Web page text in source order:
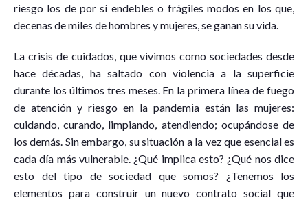
riesgo los de por sí endebles o frágiles modos en los que,
decenas de miles de hombres y mujeres, se ganan su vida.
La crisis de cuidados, que vivimos como sociedades desde
hace décadas, ha saltado con violencia a la superficie
durante los últimos tres meses. En la primera línea de fuego
de atención y riesgo en la pandemia están las mujeres:
cuidando, curando, limpiando, atendiendo; ocupándose de
los demás. Sin embargo, su situación a la vez que esencial es
cada día más vulnerable. ¿Qué implica esto? ¿Qué nos dice
esto del tipo de sociedad que somos? ¿Tenemos los
elementos para construir un nuevo contrato social que